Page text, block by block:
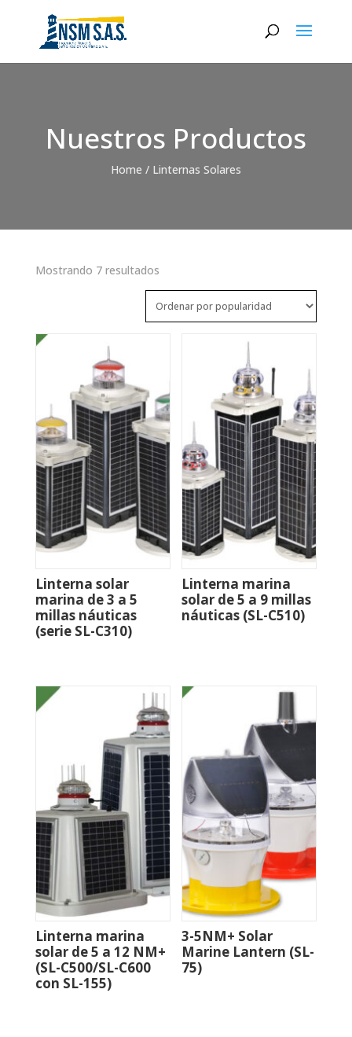
Nuestros Productos
Home / Linternas Solares
Mostrando 7 resultadosSorted
by
popularity
Linterna solar
marina de 3 a 5
millas náuticas
(serie SL-C310)
Linterna marina
solar de 5 a 9 millas
náuticas (SL-C510)
Linterna marina
solar de 5 a 12 NM+
(SL-C500/SL-C600
con SL-155)
3-5NM+ Solar
Marine Lantern (SL-
75)